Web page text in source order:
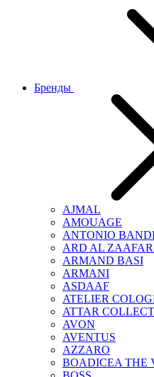
Бренды
AJMAL
AMOUAGE
ANTONIO
ARD AL
ARMAND BASI
ARMANI
ASDAAF
ATELIER
ATTAR
AVON
AVENTUS
AZZARO
BOADICEA THE